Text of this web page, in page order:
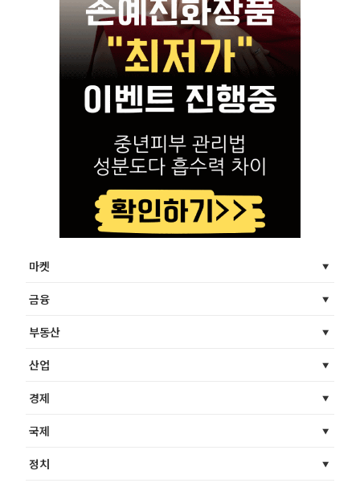
마켓
금융
부동산
산업
경제
국제
정치